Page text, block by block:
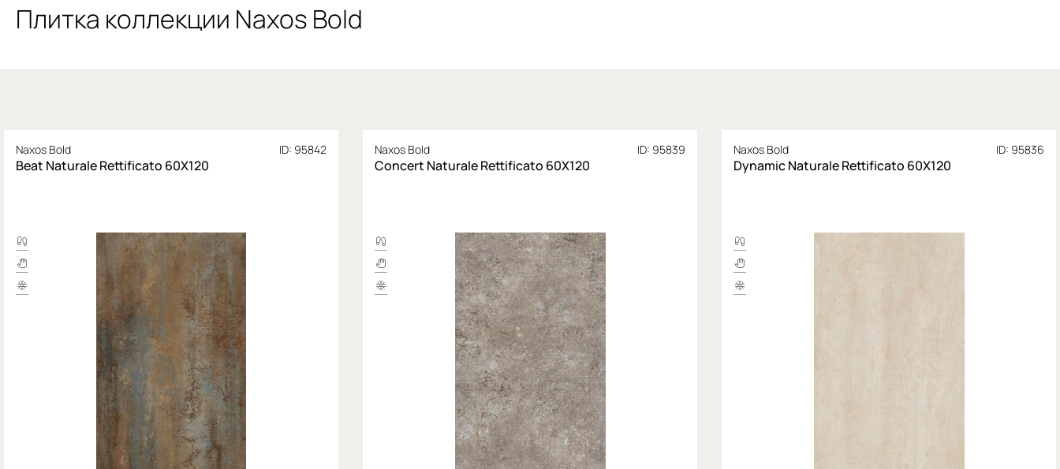
Плитка коллекции Naxos Bold
Naxos Bold ID: 95842
Beat Naturale Rettificato 60X120
Naxos Bold ID: 95839
Concert Naturale Rettificato 60X120
Naxos Bold ID: 95836
Dynamic Naturale Rettificato 60X120